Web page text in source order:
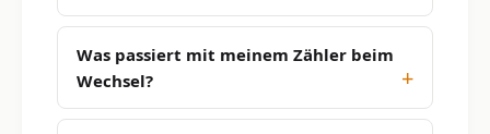
Was passiert mit meinem Zähler beim
Wechsel?